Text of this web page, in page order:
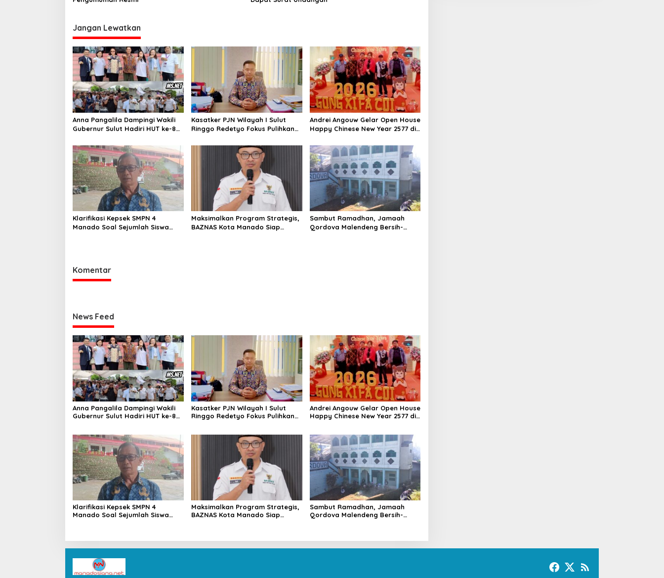
Jangan Lewatkan
Anna Pangalila Dampingi Wakili
Gubernur Sulut Hadiri HUT ke-85
Langowan
Kasatker PJN Wilayah I Sulut
Ringgo Redetyo Fokus Pulihkan
2026
Andrei Angouw Gelar Open House
Happy Chinese New Year 2577 di
Klarifikasi Kepsek SMPN 4
Manado Soal Sejumlah Siswa
Maksimalkan Program Strategis,
BAZNAS Kota Manado Siap
Sambut Ramadhan, Jamaah
Qordova Malendeng Bersih-
Komentar
News Feed
Anna Pangalila Dampingi Wakili
Gubernur Sulut Hadiri HUT ke-85
Kasatker PJN Wilayah I Sulut
Ringgo Redetyo Fokus Pulihkan
Andrei Angouw Gelar Open House
Happy Chinese New Year 2577 di
Klarifikasi Kepsek SMPN 4
Manado Soal Sejumlah Siswa
Maksimalkan Program Strategis,
BAZNAS Kota Manado Siap
Sambut Ramadhan, Jamaah
Qordova Malendeng Bersih-